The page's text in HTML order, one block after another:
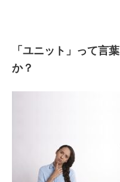
「ユニット」って言
か？